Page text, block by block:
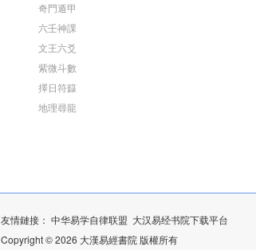
奇門遁甲
六壬神課
文王六爻
紫微斗數
擇日符籙
地理尋龍
友情鏈接： 中华易学自律联盟 大汉易经书院下载平台
Copyright © 2026 大漢易經書院 版權所有